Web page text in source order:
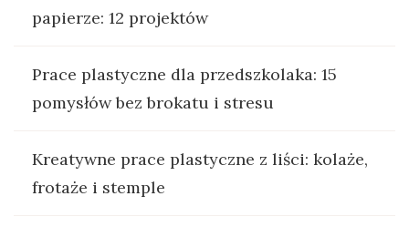
papierze: 12 projektów
Prace plastyczne dla przedszkolaka: 15
pomysłów bez brokatu i stresu
Kreatywne prace plastyczne z liści: kolaże,
frotaże i stemple